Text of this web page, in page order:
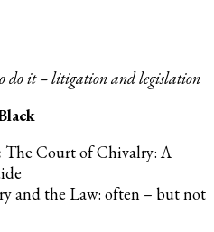
do it – litigation and legislation
The Court of Chivalry: A
and the Law: often – but not